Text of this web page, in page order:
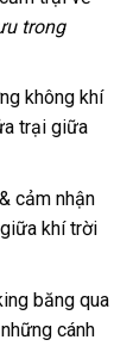
trong
không khí
trại giữa
cảm nhận
khí trời
băng qua
cánh